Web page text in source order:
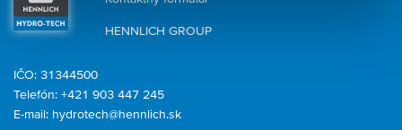
HENNLICH GROUP
IČO: 31344500
Telefón: +421 903 447 245
E-mail: hydrotech@hennlich.sk